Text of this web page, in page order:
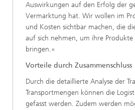
Auswirkungen auf den Erfolg der
Vermarktung hat. Wir wollen im
und Kosten sichtbar machen, die
auf sich nehmen, um ihre
bringen.«
Vorteile durch Zusammenschluss
Durch die detaillierte Analyse der
Transportmengen können die
gefasst werden. Zudem werden